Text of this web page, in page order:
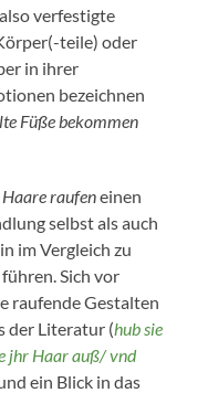
verfestigte
teile) oder
in ihrer
bezeichnen
Füße bekommen
Haare raufeneinen
selbst als auch
im Vergleich zu
Sich vor
raufende Gestalten
der Literatur (hub sie
jhr Haarauß/ vnd
ein Blick in das